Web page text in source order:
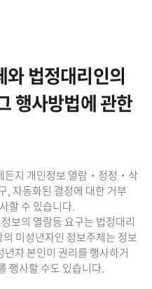
법정대리인의
행사방법에 관한
든지 개인정보 열람・정정・삭
, 자동화된 결정에 대한 거부
할 수 있습니다.
보의 열람등 요구는 법정대리
미성년자인 정보주체는 정보
자 본인이 권리를 행사하거
행사할 수도 있습니다.